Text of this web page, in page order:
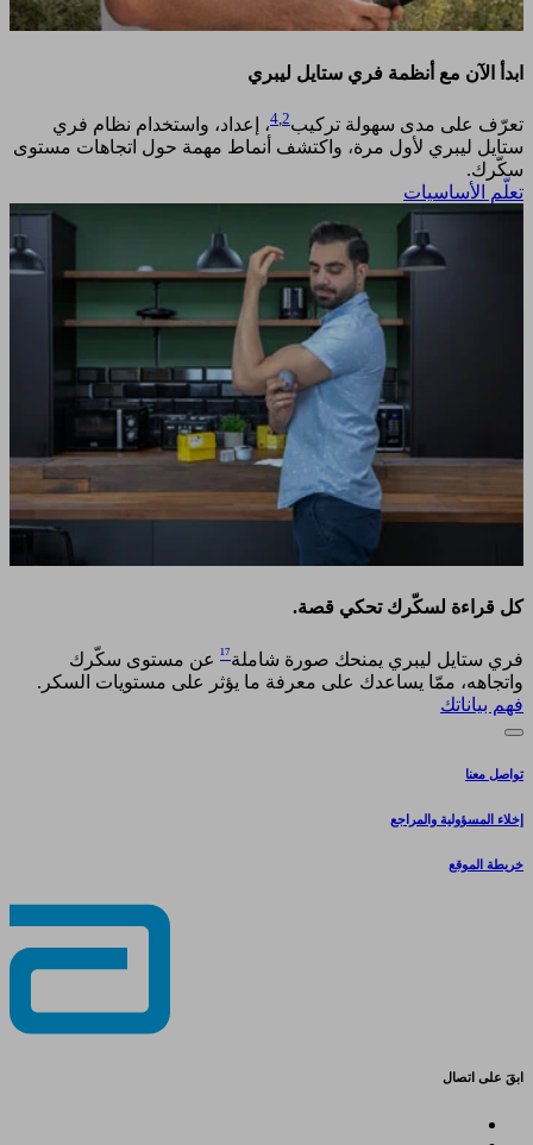
ابدأ الآن مع أنظمة فري ستايل ليبري
تعرّف على مدى سهولة تركيب 4,2
، إعداد، واستخدام نظام فري
ستايل ليبري لأول مرة، واكتشف أنماط مهمة حول اتجاهات مستوى
سكّرك. ​
تعلّم الأساسيات
كل قراءة لسكّرك تحكي قصة.​
فري ستايل ليبري يمنحك صورة شاملة¹⁷ عن مستوى سكّرك
واتجاهه، ممّا يساعدك على معرفة ما يؤثر على مستويات السكر. ​
فهم بياناتك
تواصل معنا
إخلاء المسؤولية والمراجع
خريطة الموقع
ابقَ على اتصال